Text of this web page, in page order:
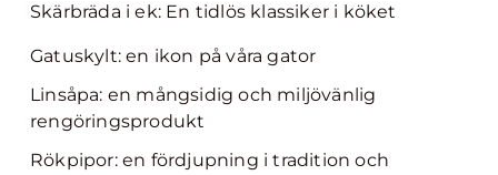
Skärbräda i ek: En tidlös klassiker i köket
Gatuskylt: en ikon på våra gator
Linsåpa: en mångsidig och miljövänlig
rengöringsprodukt
Rökpipor: en fördjupning i tradition och